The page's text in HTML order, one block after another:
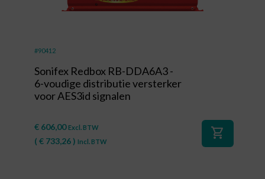
#90412
Sonifex Redbox RB-DDA6A3 -
6-voudige distributie versterker
voor AES3id signalen
€ 606,00 Excl. BTW
( € 733,26) Incl. BTW
shopping_cart